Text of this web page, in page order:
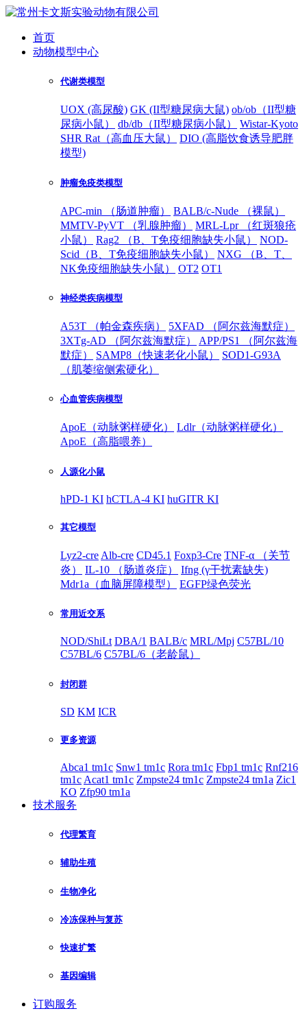
首页
动物模型中心
代谢类模型
UOX (高尿酸) GK (II型糖尿病大鼠) ob/ob（II型糖
尿病小鼠）
db/db（II型糖尿病小鼠）
Wistar-Kyoto
SHR Rat（高血压大鼠）
DIO (高脂饮食诱导肥胖
模型)
肿瘤免疫类模型
APC-min （肠道肿瘤）
BALB/c-Nude （裸鼠）
MMTV-PyVT （乳腺肿瘤）
MRL-Lpr （红斑狼疮
小鼠）
Rag2 （B、T免疫细胞缺失小鼠）
NOD-
Scid（B、T免疫细胞缺失小鼠）
NXG （B、T、
NK免疫细胞缺失小鼠）
OT2 OT1
神经类疾病模型
A53T （帕金森疾病）
5XFAD （阿尔兹海默症）
3XTg-AD （阿尔兹海默症）
APP/PS1 （阿尔兹海
默症）
SAMP8（快速老化小鼠）
SOD1-G93A
（肌萎缩侧索硬化）
心血管疾病模型
ApoE（动脉粥样硬化）
Ldlr（动脉粥样硬化）
ApoE（高脂喂养）
人源化小鼠
hPD-1 KI hCTLA-4 KI huGITR KI
其它模型
Lyz2-cre Alb-cre CD45.1 Foxp3-Cre TNF-α （关节
炎）
IL-10 （肠道炎症）
Ifng (γ干扰素缺失)
Mdr1a（血脑屏障模型）
EGFP绿色荧光
常用近交系
NOD/ShiLt DBA/1 BALB/c MRL/Mpj C57BL/10
C57BL/6 C57BL/6（老龄鼠）
封闭群
SD KM ICR
更多资源
Abca1 tm1c Snw1 tm1c Rora tm1c Fbp1 tm1c Rnf216
tm1c Acat1 tm1c Zmpste24 tm1c Zmpste24 tm1a Zic1
KO Zfp90 tm1a
技术服务
代理繁育
辅助生殖
生物净化
冷冻保种与复苏
快速扩繁
基因编辑
订购服务